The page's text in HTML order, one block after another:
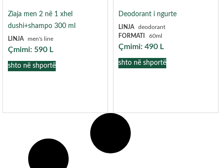
Ziaja men 2 në 1 xhel
dushi+shampo 300 ml
LINJA men's line
Çmimi: 590 L
shto në shportë
Deodorant i ngurte
LINJA
deodorant
FORMATI
60ml
Çmimi: 490 L
shto në shportë